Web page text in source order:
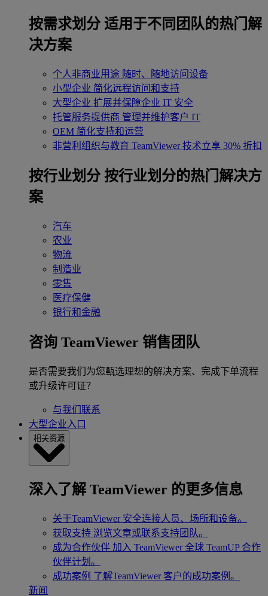
按需求划分 适用于不同团队的热门解
决方案
个人非商业用途 随时、随地访问设备
小型企业 简化远程访问和支持
大型企业 扩展并保障企业 IT 安全
托管服务提供商 管理并维护客户 IT
OEM 简化支持和运营
非营利组织与教育 TeamViewer 技术立享 30% 折扣
‌按行业划分 按行业划分的热门解决方
案
汽车
农业
物流
制造业
零售
医疗保健
银行和金融
咨询 TeamViewer 销售团队
是否需要我们为您甄选理想的解决方案、完成下单流程
或升级许可证？
与我们联系
大型企业入口
相关资源
深入了解 TeamViewer 的更多信息
关于TeamViewer 安全连接人员、场所和设备。
获取支持 浏览文章或联系支持团队。
成为合作伙伴 加入 TeamViewer 全球 TeamUP 合作
伙伴计划。
成功案例 了解TeamViewer 客户的成功案例。
新闻